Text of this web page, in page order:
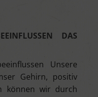
DAS
Unsere
Gehirn, positiv
können wir durch